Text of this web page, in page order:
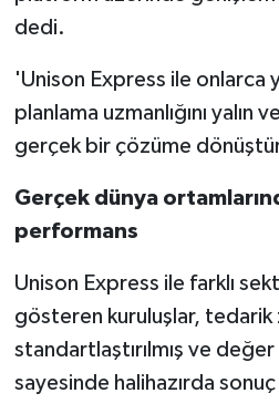
dedi.
'Unison Express ile onlarca
planlama uzmanlığını yalın
gerçek bir çözüme
Gerçek dünya
performans
Unison Express ile farklı
gösteren kuruluşlar, tedarik
standartlaştırılmış ve değer
sayesinde halihazırda